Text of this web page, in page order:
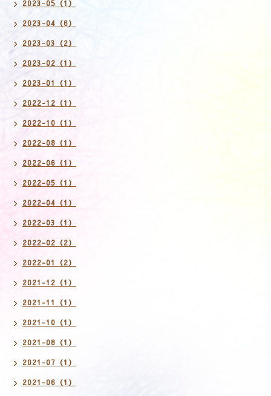
2023-05（1）
2023-04（6）
2023-03（2）
2023-02（1）
2023-01（1）
2022-12（1）
2022-10（1）
2022-08（1）
2022-06（1）
2022-05（1）
2022-04（1）
2022-03（1）
2022-02（2）
2022-01（2）
2021-12（1）
2021-11（1）
2021-10（1）
2021-08（1）
2021-07（1）
2021-06（1）